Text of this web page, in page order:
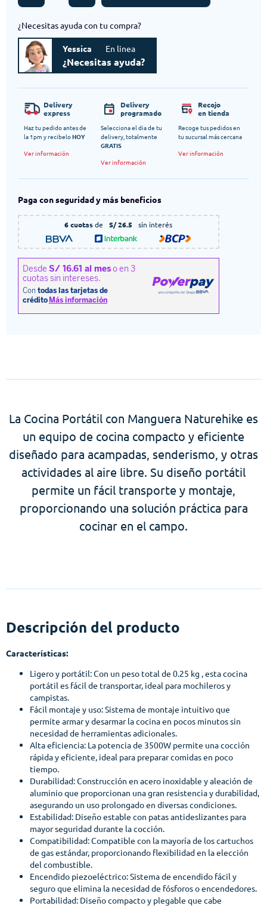
¿Necesitas ayuda con tu compra?
Yessica En linea
¿Necesitas ayuda?
Delivery
express
Haz tu pedido antes de
la 1pm y recibeloHOY
Ver información
Delivery
programado
Selecciona el dia de tu
delivery, totalmente
GRATIS
Ver información
Recojo
en tienda
Recoge tus pedidos en
tu sucursal más cercana
Ver información
Paga con seguridad y más beneficios
6 cuotasde S/ 26.5 sin interés
La Cocina Portátil con Manguera Naturehike es
un equipo de cocina compacto y eficiente
diseñado para acampadas, senderismo, y otras
actividades al aire libre. Su diseño portátil
permite un fácil transporte y montaje,
proporcionando una solución práctica para
cocinar en el campo.
Descripción del producto
Características:
Ligero y portátil: Con un peso total de 0.25 kg , esta cocina
portátil es fácil de transportar, ideal para mochileros y
campistas.
Fácil montaje y uso: Sistema de montaje intuitivo que
permite armar y desarmar la cocina en pocos minutos sin
necesidad de herramientas adicionales.
Alta eficiencia: La potencia de 3500W permite una cocción
rápida y eficiente, ideal para preparar comidas en poco
tiempo.
Durabilidad: Construcción en acero inoxidable y aleación de
aluminio que proporcionan una gran resistencia y durabilidad,
asegurando un uso prolongado en diversas condiciones.
Estabilidad: Diseño estable con patas antideslizantes para
mayor seguridad durante la cocción.
Compatibilidad: Compatible con la mayoría de los cartuchos
de gas estándar, proporcionando flexibilidad en la elección
del combustible.
Encendido piezoeléctrico: Sistema de encendido fácil y
seguro que elimina la necesidad de fósforos o encendedores.
Portabilidad: Diseño compacto y plegable que cabe